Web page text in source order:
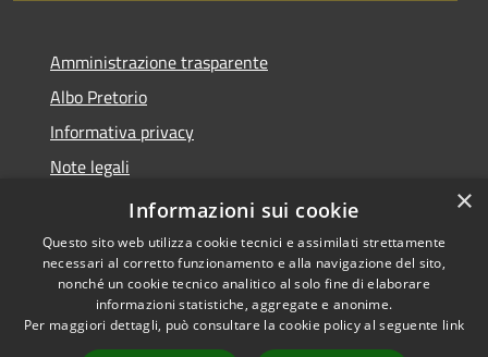
Amministrazione trasparente
Albo Pretorio
Informativa privacy
Note legali
Dichiarazione di accessibilità
Accessibilità
Copyright © 2026 • Città di
Vimercate • Powered by
×
Informazioni sui cookie
Questo sito web utilizza cookie tecnici e assimilati strettamente
necessari al corretto funzionamento e alla navigazione del sito,
nonché un cookie tecnico analitico al solo fine di elaborare
informazioni statistiche, aggregate e anonime.
Per maggiori dettagli, può consultare la cookie policy al seguente link